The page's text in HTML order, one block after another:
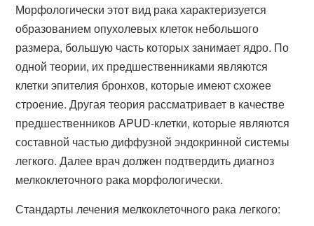
Морфологически этот вид рака характеризуется
образованием опухолевых клеток небольшого
размера, большую часть которых занимает ядро. По
одной теории, их предшественниками являются
клетки эпителия бронхов, которые имеют схожее
строение. Другая теория рассматривает в качестве
предшественников APUD-клетки, которые являются
составной частью диффузной эндокринной системы
легкого. Далее врач должен подтвердить диагноз
мелкоклеточного рака морфологически.
Стандарты лечения мелкоклеточного рака легкого: